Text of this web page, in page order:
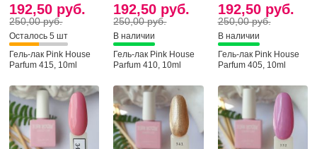
192,50 руб.
250,00 руб.
Осталось 5 шт
Гель-лак Pink House
Parfum 415, 10ml
192,50 руб.
250,00 руб.
В наличии
Гель-лак Pink House
Parfum 410, 10ml
192,50 руб.
250,00 руб.
В наличии
Гель-лак Pink House
Parfum 405, 10ml